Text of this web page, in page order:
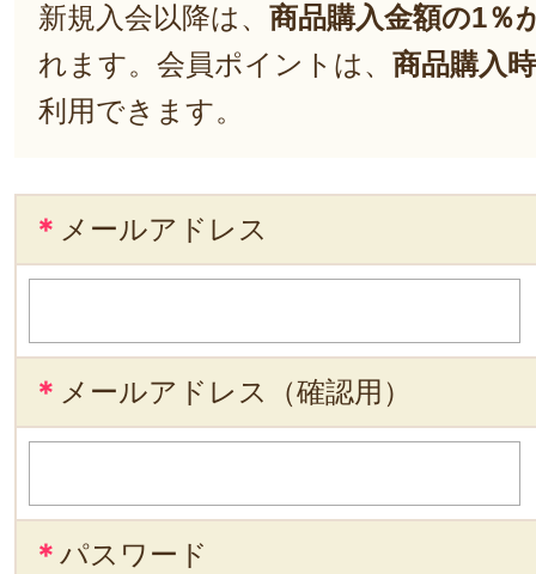
新規入会以降は、 商品購入金額の1％
れます。会員ポイントは、 商品購入
利用できます。
＊ メールアドレス
＊ メールアドレス（確認用）
＊ パスワード